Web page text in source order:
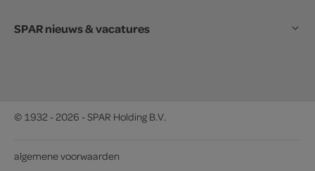
SPAR nieuws & vacatures
© 1932 - 2026 - SPAR Holding B.V.
algemene voorwaarden